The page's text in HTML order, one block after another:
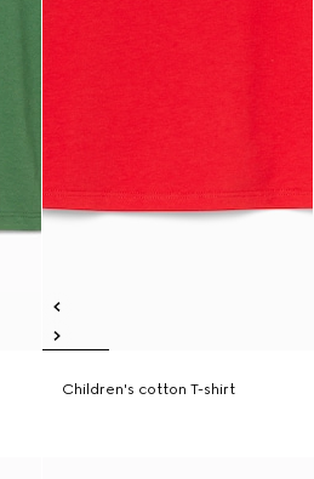
Children's cotton T-shirt